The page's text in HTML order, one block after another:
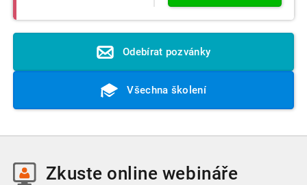
Odebírat pozvánky
Všechna školení
Zkuste online webináře